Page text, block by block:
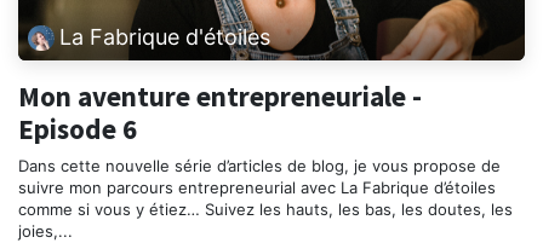
La Fabrique d'étoiles
Mon aventure entrepreneuriale -
Episode 6
Dans cette nouvelle série d’articles de blog, je vous propose de
suivre mon parcours entrepreneurial avec La Fabrique d’étoiles
comme si vous y étiez… Suivez les hauts, les bas, les doutes, les
joies,...